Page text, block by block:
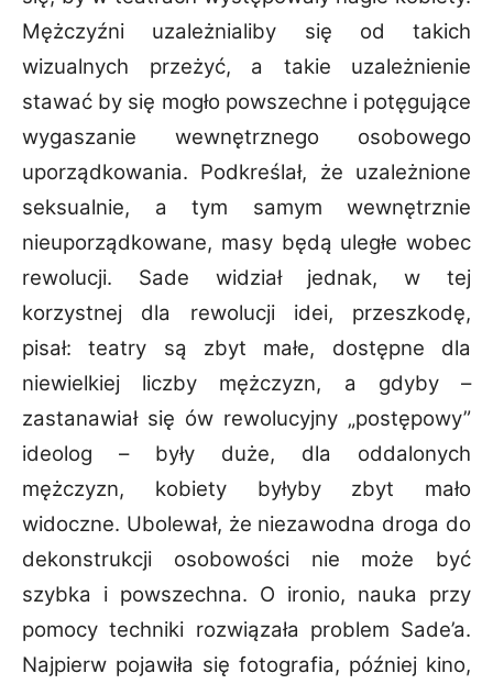
Mężczyźni uzależnialiby się od takich
wizualnych przeżyć, a takie uzależnienie
stawać by się mogło powszechne i potęgujące
wygaszanie wewnętrznego osobowego
uporządkowania. Podkreślał, że uzależnione
seksualnie, a tym samym wewnętrznie
nieuporządkowane, masy będą uległe wobec
rewolucji. Sade widział jednak, w tej
korzystnej dla rewolucji idei, przeszkodę,
pisał: teatry są zbyt małe, dostępne dla
niewielkiej liczby mężczyzn, a gdyby –
zastanawiał się ów rewolucyjny „postępowy”
ideolog – były duże, dla oddalonych
mężczyzn, kobiety byłyby zbyt mało
widoczne. Ubolewał, że niezawodna droga do
dekonstrukcji osobowości nie może być
szybka i powszechna. O ironio, nauka przy
pomocy techniki rozwiązała problem Sade’a.
Najpierw pojawiła się fotografia, później kino,